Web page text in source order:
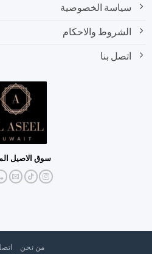
سياسة الخصوصية
الشروط والاحكام
اتصل بنا
سوق الاصيل المركزي
من نحن اتصل بنا